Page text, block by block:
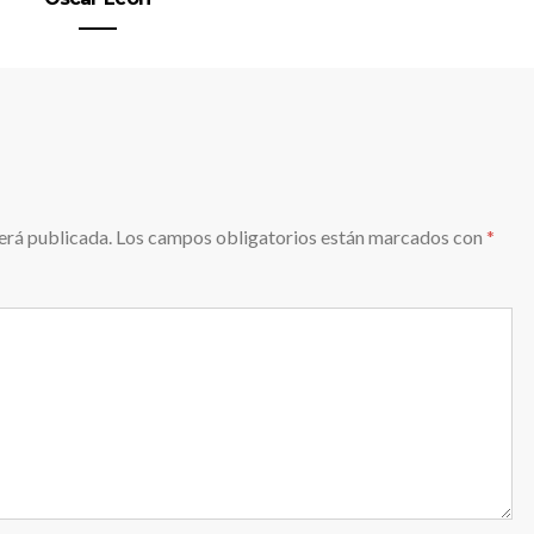
publicada. Los campos obligatorios están marcados con *